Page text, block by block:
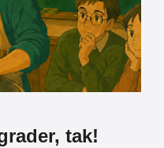
tak!